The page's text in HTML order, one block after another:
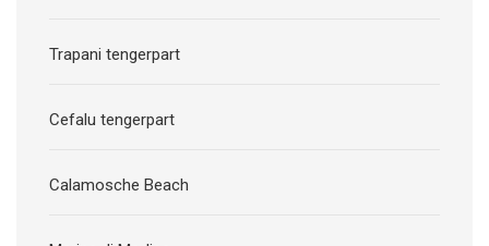
Trapani tengerpart
Cefalu tengerpart
Calamosche Beach